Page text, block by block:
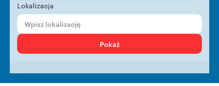
Lokalizacja
Pokaż